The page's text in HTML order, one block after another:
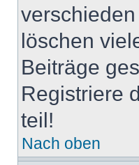
löschen
Beiträge
Registriere
teil!
Nach oben